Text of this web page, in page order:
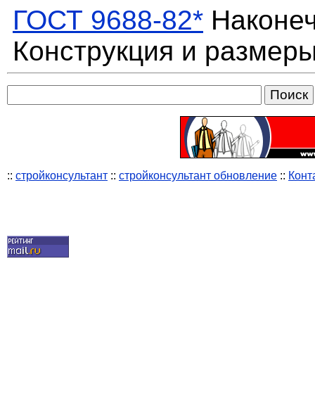
ГОСТ 9688-82*
Конструкция и
:: стройконсультант :: стройконсультант обновление ::